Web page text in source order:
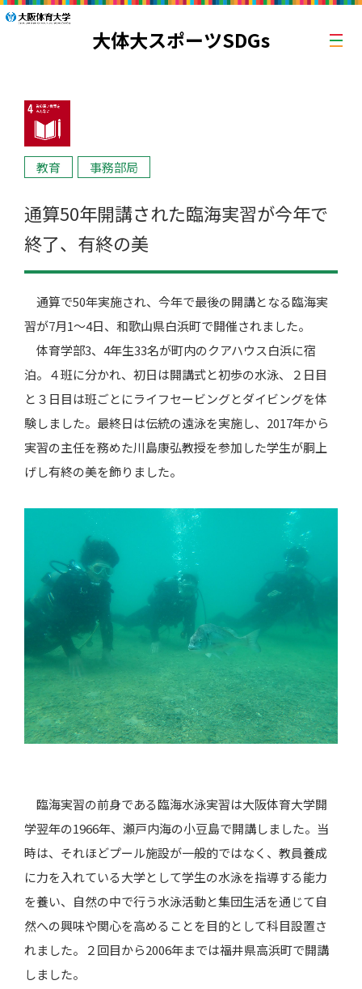
大体大スポーツSDGs
教育 事務部局
通算50年開講された臨海実習が今年で
終了、有終の美
通算で50年実施され、今年で最後の開講となる臨海実
習が7月1～4日、和歌山県白浜町で開催されました。
体育学部3、4年生33名が町内のクアハウス白浜に宿
泊。４班に分かれ、初日は開講式と初歩の水泳、２日目
と３日目は班ごとにライフセービングとダイビングを体
験しました。最終日は伝統の遠泳を実施し、2017年から
実習の主任を務めた川島康弘教授を参加した学生が胴上
げし有終の美を飾りました。
臨海実習の前身である臨海水泳実習は大阪体育大学開
学翌年の1966年、瀬戸内海の小豆島で開講しました。当
時は、それほどプール施設が一般的ではなく、教員養成
に力を入れている大学として学生の水泳を指導する能力
を養い、自然の中で行う水泳活動と集団生活を通じて自
然への興味や関心を高めることを目的として科目設置さ
れました。２回目から2006年までは福井県高浜町で開講
しました。